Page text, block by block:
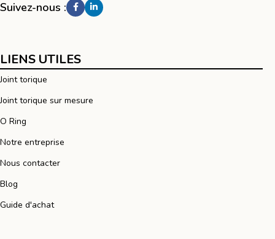
Suivez-nous :
LIENS UTILES
Joint torique
Joint torique sur mesure
O Ring
Notre entreprise
Nous contacter
Blog
Guide d'achat